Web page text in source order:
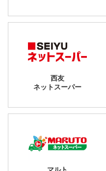
西友
ネットスーパー